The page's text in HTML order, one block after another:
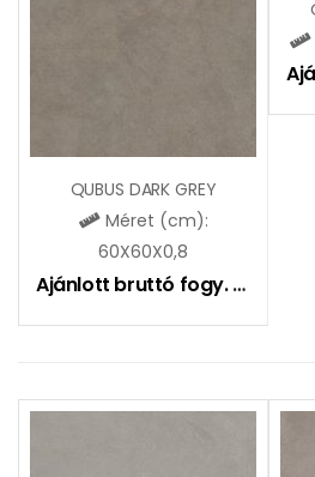
QUBUS DARK GREY
Méret (cm):
60X60X0,8
Ajánlott bruttó fogy. ár: